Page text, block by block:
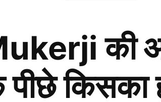
को कई हिट फिल्में दी है. एक्ट्रेस ने अपने
कभी पीछे मुड़ कर नहीं देखा. दीपिका
मस्तानी’, और ‘पिकू’ जैसी कई
‘पठान’, ‘जवान’ और ‘कल्कि 2898 AD’
की
पीछे किसका